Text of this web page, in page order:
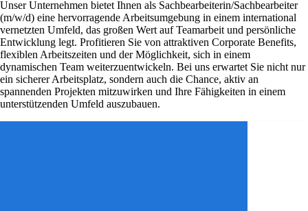
Unser Unternehmen bietet Ihnen als Sachbearbeiterin/Sachbearbeiter
(m/w/d) eine hervorragende Arbeitsumgebung in einem international
vernetzten Umfeld, das großen Wert auf Teamarbeit und persönliche
Entwicklung legt. Profitieren Sie von attraktiven Corporate Benefits,
flexiblen Arbeitszeiten und der Möglichkeit, sich in einem
dynamischen Team weiterzuentwickeln. Bei uns erwartet Sie nicht nur
ein sicherer Arbeitsplatz, sondern auch die Chance, aktiv an
spannenden Projekten mitzuwirken und Ihre Fähigkeiten in einem
unterstützenden Umfeld auszubauen.